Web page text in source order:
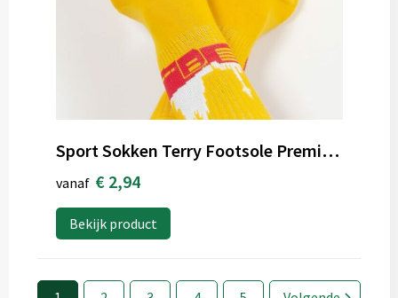
Sport Sokken Terry Footsole Premium Essential
vanaf € 2,94
Bekijk product